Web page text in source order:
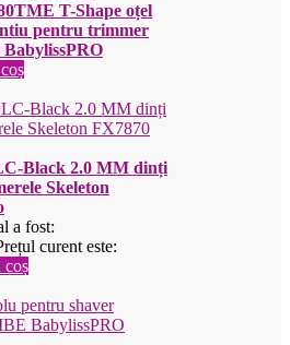
T-Shape oțel
pentru trimmer
Black 2.0 MM dinți
Skeleton
a fost:
curent este:
coș